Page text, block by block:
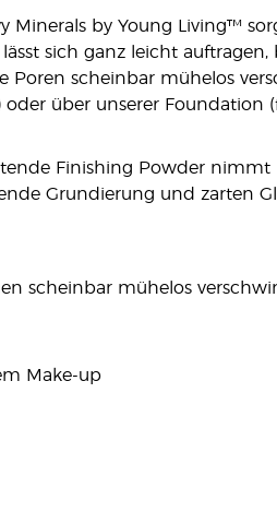
Minerals by Young Living™
sich ganz leicht
scheinbar mühelos
über unserer Foundation
Finishing Powder nimmt
Grundierung und zarten
scheinbar mühelos
Make-up